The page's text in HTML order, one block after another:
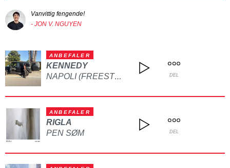
Vanvittig fengende!
- JON V. NGUYEN
ANBEFALER
KENNEDY
NAPOLI (FREESTYLE) DEL
ANBEFALER
RIGLA
PEN SØM
DEL